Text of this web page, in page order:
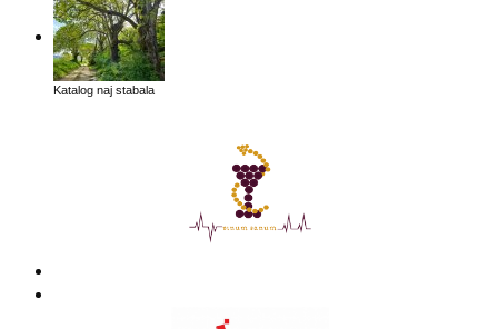
Katalog naj stabala